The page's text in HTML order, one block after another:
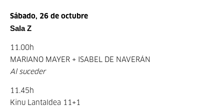
Sábado, 26 de octubre
Sala Z
11.00h
MARIANO MAYER + ISABEL DE NAVERÁN
Al suceder
11.45h
Kinu Lantaldea 11+1